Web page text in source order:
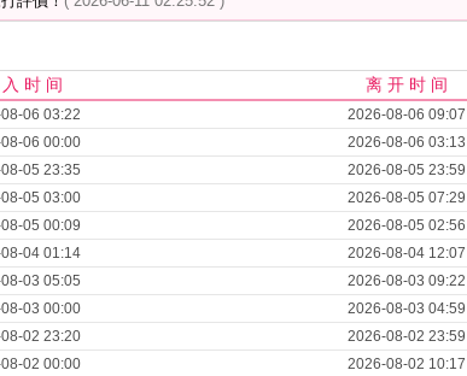
时 间 离 开 时 间
06 03:22 2026-08-06 09:07
06 00:00 2026-08-06 03:13
05 23:35 2026-08-05 23:59
05 03:00 2026-08-05 07:29
05 00:09 2026-08-05 02:56
04 01:14 2026-08-04 12:07
03 05:05 2026-08-03 09:22
03 00:00 2026-08-03 04:59
02 23:20 2026-08-02 23:59
02 00:00 2026-08-02 10:17